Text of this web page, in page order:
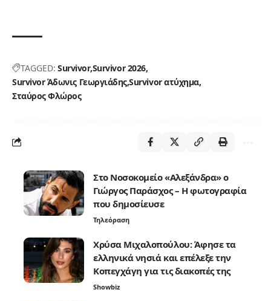
TAGGED: SurvivorSurvivor 2026
Survivor Άδωνις ΓεωργιάδηςSurvivor ατύχημα
Σταύρος Φλώρος
Στο Νοσοκομείο «Αλεξάνδρα» ο
Γιώργος Παράσχος – Η φωτογραφία
που δημοσίευσε
Τηλεόραση
Χρύσα Μιχαλοπούλου: Άφησε τα
ελληνικά νησιά και επέλεξε την
Κοπεγχάγη για τις διακοπές της
Showbiz